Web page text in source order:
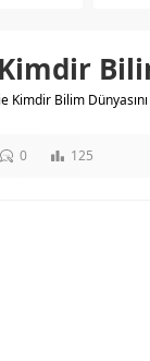
Kimdir Bilim
0 125